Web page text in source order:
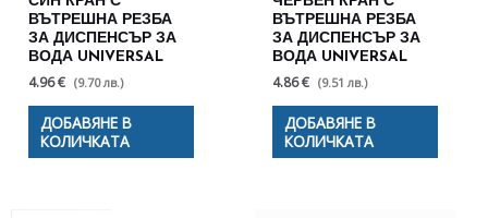
ВЪТРЕШНА РЕЗБА
ЗА ДИСПЕНСЪР ЗА
ВОДА UNIVERSAL
4.96 € (9.70 лв.)
ДОБАВЯНЕ В
КОЛИЧКАТА
ВЪТРЕШНА РЕЗБА
ЗА ДИСПЕНСЪР ЗА
ВОДА UNIVERSAL
4.86 € (9.51 лв.)
ДОБАВЯНЕ В
КОЛИЧКАТА